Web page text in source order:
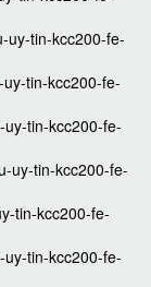
uy-tin-kcc200-fe-
tin-kcc200-fe-
tin-kcc200-fe-
uy-tin-kcc200-fe-
tin-kcc200-fe-
tin-kcc200-fe-